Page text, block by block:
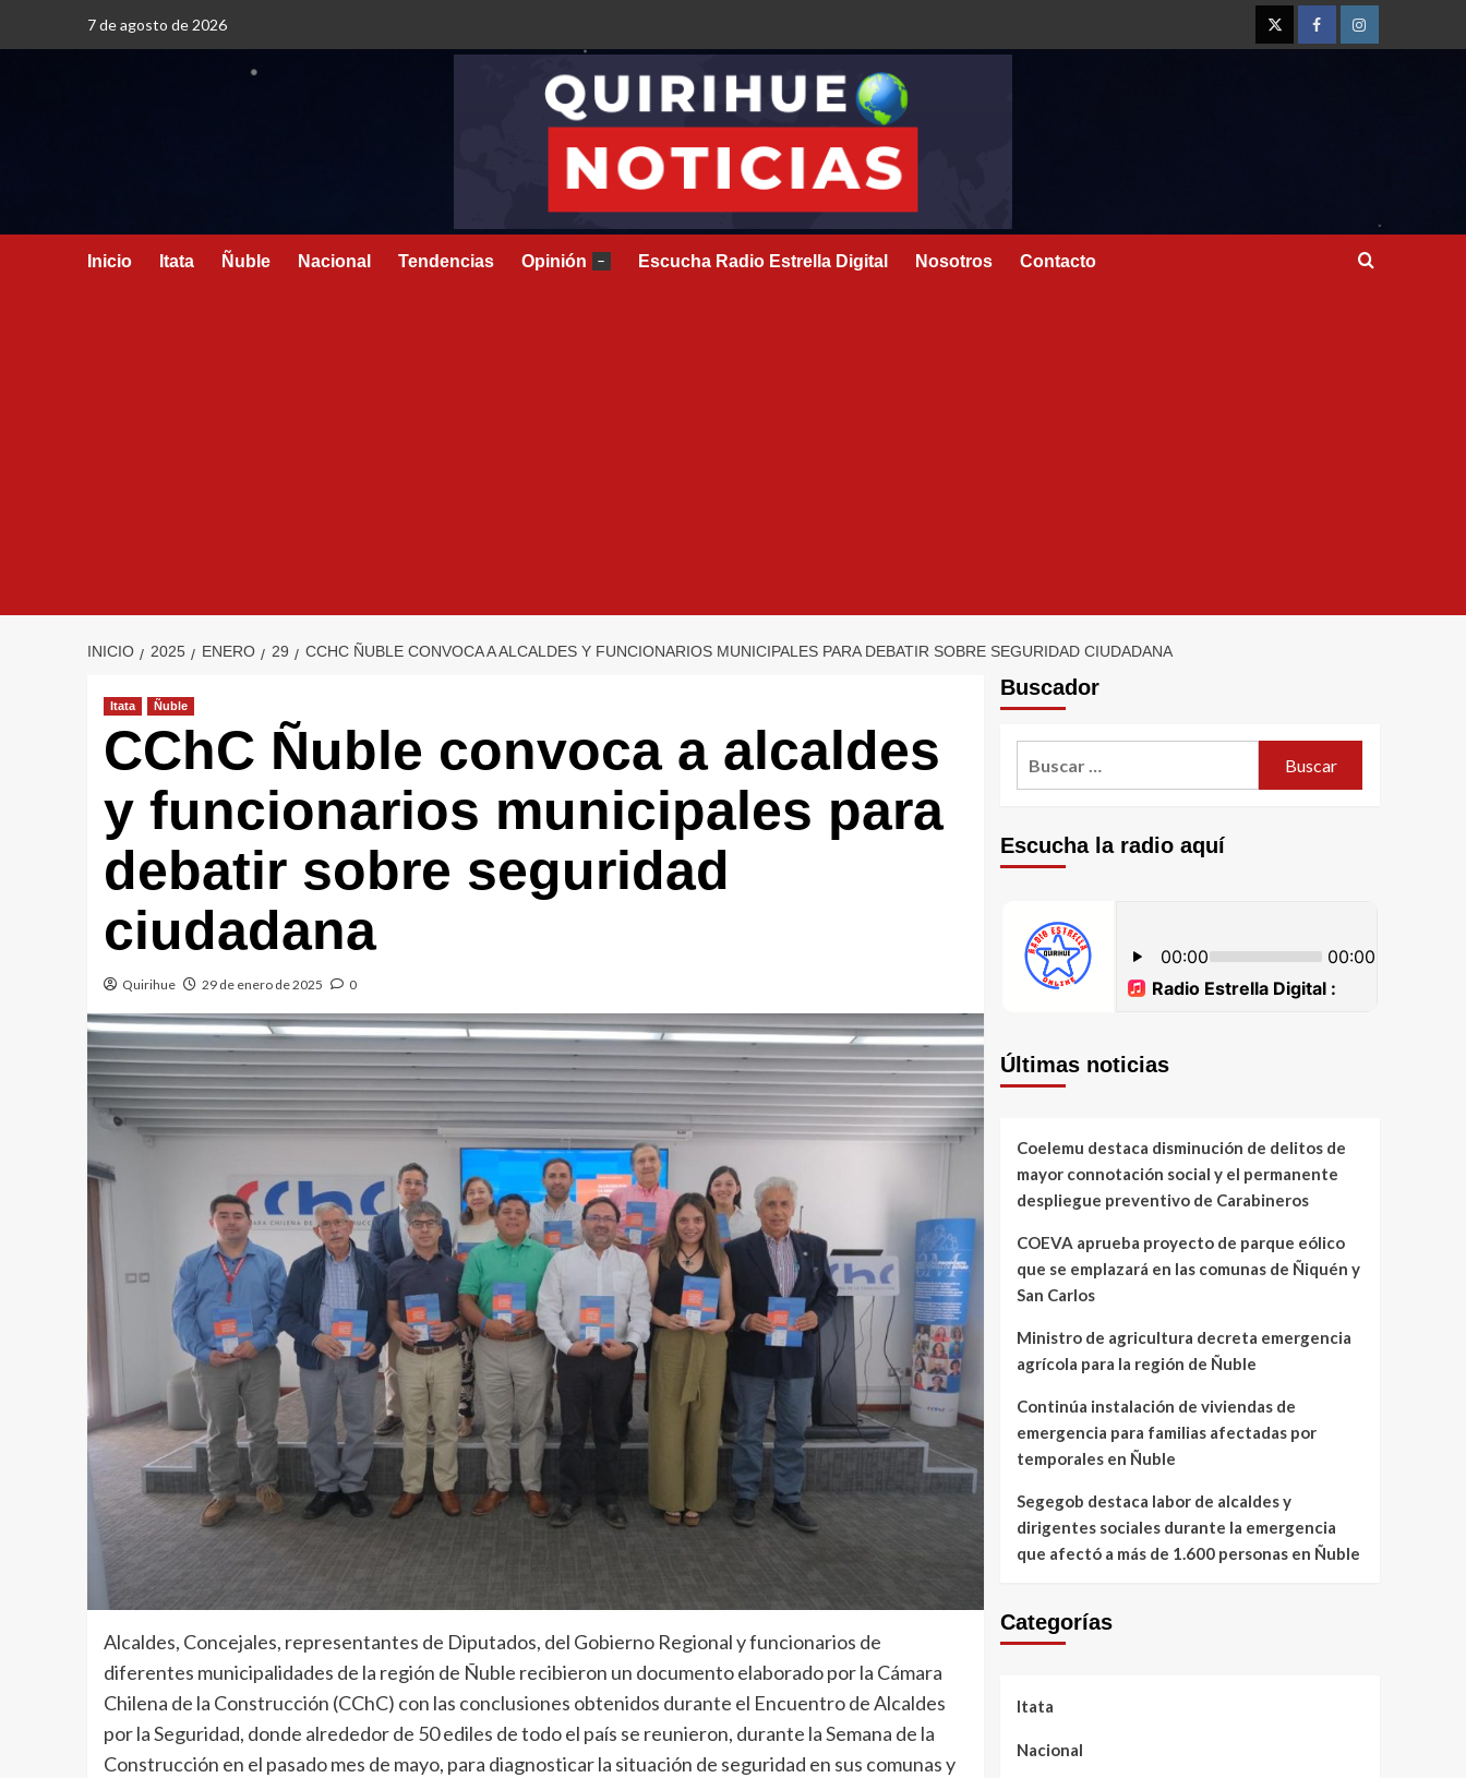
7 de agosto de 2026
Inicio Itata Ñuble Nacional Tendencias Opinión – Escucha Radio Estrella Digital Nosotros Contacto
INICIO 2025 ENERO 29 CCHC ÑUBLE CONVOCA A ALCALDES Y FUNCIONARIOS MUNICIPALES PARA DEBATIR SOBRE SEGURIDAD CIUDADANA
Itata Ñuble
CChC Ñuble convoca a alcaldes
y funcionarios municipales para
debatir sobre seguridad
ciudadana
Quirihue 29 de enero de 2025 0
Alcaldes, Concejales, representantes de Diputados, del Gobierno Regional y funcionarios de
diferentes municipalidades de la región de Ñuble recibieron un documento elaborado por la Cámara
Chilena de la Construcción (CChC) con las conclusiones obtenidos durante el Encuentro de Alcaldes
por la Seguridad, donde alrededor de 50 ediles de todo el país se reunieron, durante la Semana de la
Construcción en el pasado mes de mayo, para diagnosticar la situación de seguridad en sus comunas y
Buscador
Escucha la radio aquí
Últimas noticias
Coelemu destaca disminución de delitos de
mayor connotación social y el permanente
despliegue preventivo de Carabineros
COEVA aprueba proyecto de parque eólico
que se emplazará en las comunas de Ñiquén y
San Carlos
Ministro de agricultura decreta emergencia
agrícola para la región de Ñuble
Continúa instalación de viviendas de
emergencia para familias afectadas por
temporales en Ñuble
Segegob destaca labor de alcaldes y
dirigentes sociales durante la emergencia
que afectó a más de 1.600 personas en Ñuble
Categorías
Itata
Nacional